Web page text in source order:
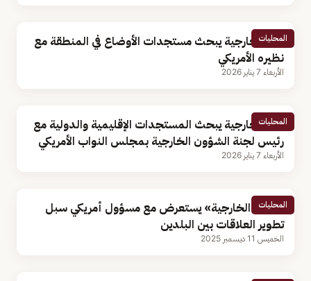
المحليات
وزير الخارجية يبحث مستجدات الأوضاع في المنطقة مع
نظيره الأمريكي
الأربعاء 7 يناير 2026
المحليات
وزير الخارجية يبحث المستجدات الإقليمية والدولية مع
رئيس لجنة الشؤون الخارجية بمجلس النواب الأمريكي
الأربعاء 7 يناير 2026
المحليات
وكيل «الخارجية» يستعرض مع مسؤول أمريكي سبل
تطوير العلاقات بين البلدين
الخميس 11 ديسمبر 2025